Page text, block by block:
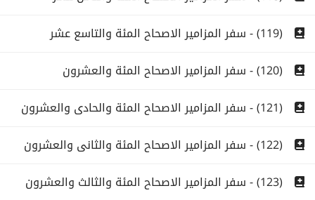
(119) - سفر المزامير الاصحاح المئة والتاسع عشر
(120) - سفر المزامير الاصحاح المئة والعشرون
(121) - سفر المزامير الاصحاح المئة والحادى والعشرون
(122) - سفر المزامير الاصحاح المئة والثانى والعشرون
(123) - سفر المزامير الاصحاح المئة والثالث والعشرون